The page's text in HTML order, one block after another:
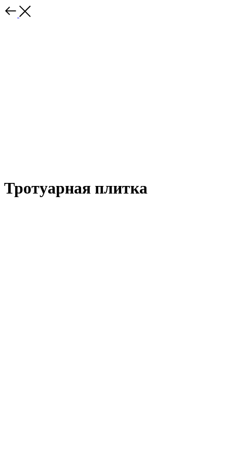
Тротуарная плитка